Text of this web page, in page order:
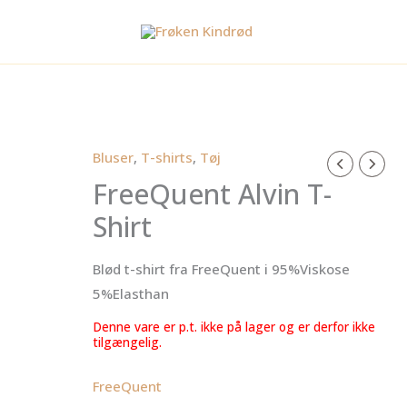
Bluser, T-shirts, Tøj
FreeQuent Alvin T-
Shirt
Blød t-shirt fra FreeQuent i 95%Viskose
5%Elasthan
Denne vare er p.t. ikke på lager og er derfor ikke
tilgængelig.
FreeQuent